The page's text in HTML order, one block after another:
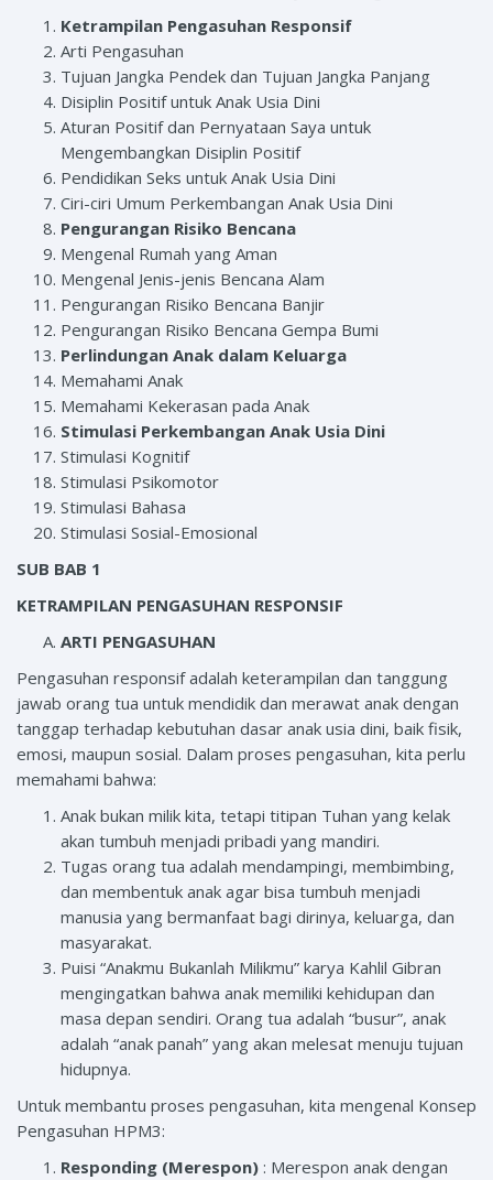
Ketrampilan Pengasuhan Responsif
Arti Pengasuhan
Tujuan Jangka Pendek dan Tujuan Jangka Panjang
Disiplin Positif untuk Anak Usia Dini
Aturan Positif dan Pernyataan Saya untuk
Mengembangkan Disiplin Positif
Pendidikan Seks untuk Anak Usia Dini
Ciri-ciri Umum Perkembangan Anak Usia Dini
Pengurangan Risiko Bencana
Mengenal Rumah yang Aman
Mengenal Jenis-jenis Bencana Alam
Pengurangan Risiko Bencana Banjir
Pengurangan Risiko Bencana Gempa Bumi
Perlindungan Anak dalam Keluarga
Memahami Anak
Memahami Kekerasan pada Anak
Stimulasi Perkembangan Anak Usia Dini
Stimulasi Kognitif
Stimulasi Psikomotor
Stimulasi Bahasa
Stimulasi Sosial-Emosional
SUB BAB 1
KETRAMPILAN PENGASUHAN RESPONSIF
ARTI PENGASUHAN
Pengasuhan responsif adalah keterampilan dan tanggung
jawab orang tua untuk mendidik dan merawat anak dengan
tanggap terhadap kebutuhan dasar anak usia dini, baik fisik,
emosi, maupun sosial. Dalam proses pengasuhan, kita perlu
memahami bahwa:
Anak bukan milik kita, tetapi titipan Tuhan yang kelak
akan tumbuh menjadi pribadi yang mandiri.
Tugas orang tua adalah mendampingi, membimbing,
dan membentuk anak agar bisa tumbuh menjadi
manusia yang bermanfaat bagi dirinya, keluarga, dan
masyarakat.
Puisi “Anakmu Bukanlah Milikmu” karya Kahlil Gibran
mengingatkan bahwa anak memiliki kehidupan dan
masa depan sendiri. Orang tua adalah “busur”, anak
adalah “anak panah” yang akan melesat menuju tujuan
hidupnya.
Untuk membantu proses pengasuhan, kita mengenal Konsep
Pengasuhan HPM3:
Responding (Merespon) : Merespon anak dengan